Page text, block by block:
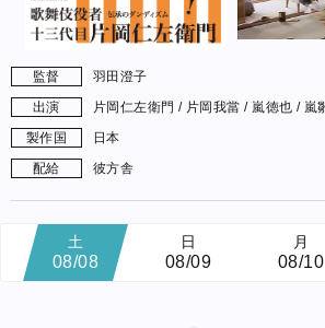
監督
羽田澄子
出演
片岡仁左衛門 / 片岡我當 / 嵐徳也 / 嵐
製作国
日本
配給
彼方舎
土
08/08
日
08/09
月
08/10